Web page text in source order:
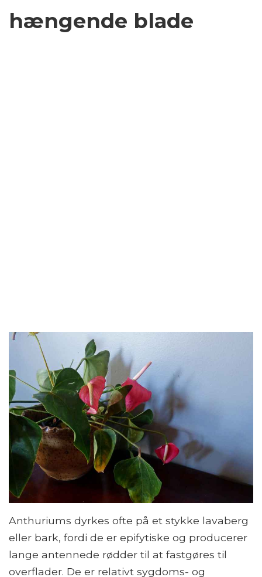
hængende blade
Anthuriums dyrkes ofte på et stykke lavaberg
eller bark, fordi de er epifytiske og producerer
lange antennede rødder til at fastgøres til
overflader. De er relativt sygdoms- og